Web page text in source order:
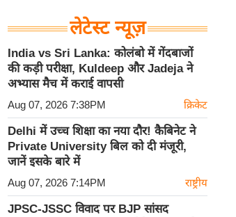
लेटेस्ट न्यूज़
India vs Sri Lanka: कोलंबो में गेंदबाजों
की कड़ी परीक्षा, Kuldeep और Jadeja ने
अभ्यास मैच में कराई वापसी
Aug 07, 2026 7:38PM क्रिकेट
Delhi में उच्च शिक्षा का नया दौर! कैबिनेट ने
Private University बिल को दी मंजूरी,
जानें इसके बारे में
Aug 07, 2026 7:14PM राष्ट्रीय
JPSC-JSSC विवाद पर BJP सांसद